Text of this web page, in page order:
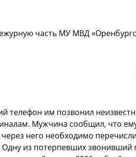
часть МУ МВД
телефон им позвонил
Мужчина сообщил, что
него необходимо
из потерпевших звонивший